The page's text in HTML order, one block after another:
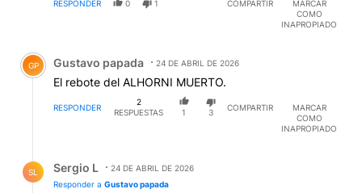
RESPONDER 0 1 COMPARTIR
MARCAR
COMO
INAPROPIADO
Comentario de Gustavo papada.
GP Gustavo papada 24 DE ABRIL DE 2026
El rebote del ALHORNI MUERTO.
RESPONDER
2
RESPUESTAS
1 3
COMPARTIR
MARCAR
COMO
INAPROPIADO
SL Sergio L
24 DE ABRIL DE 2026
Responder a Gustavo papada